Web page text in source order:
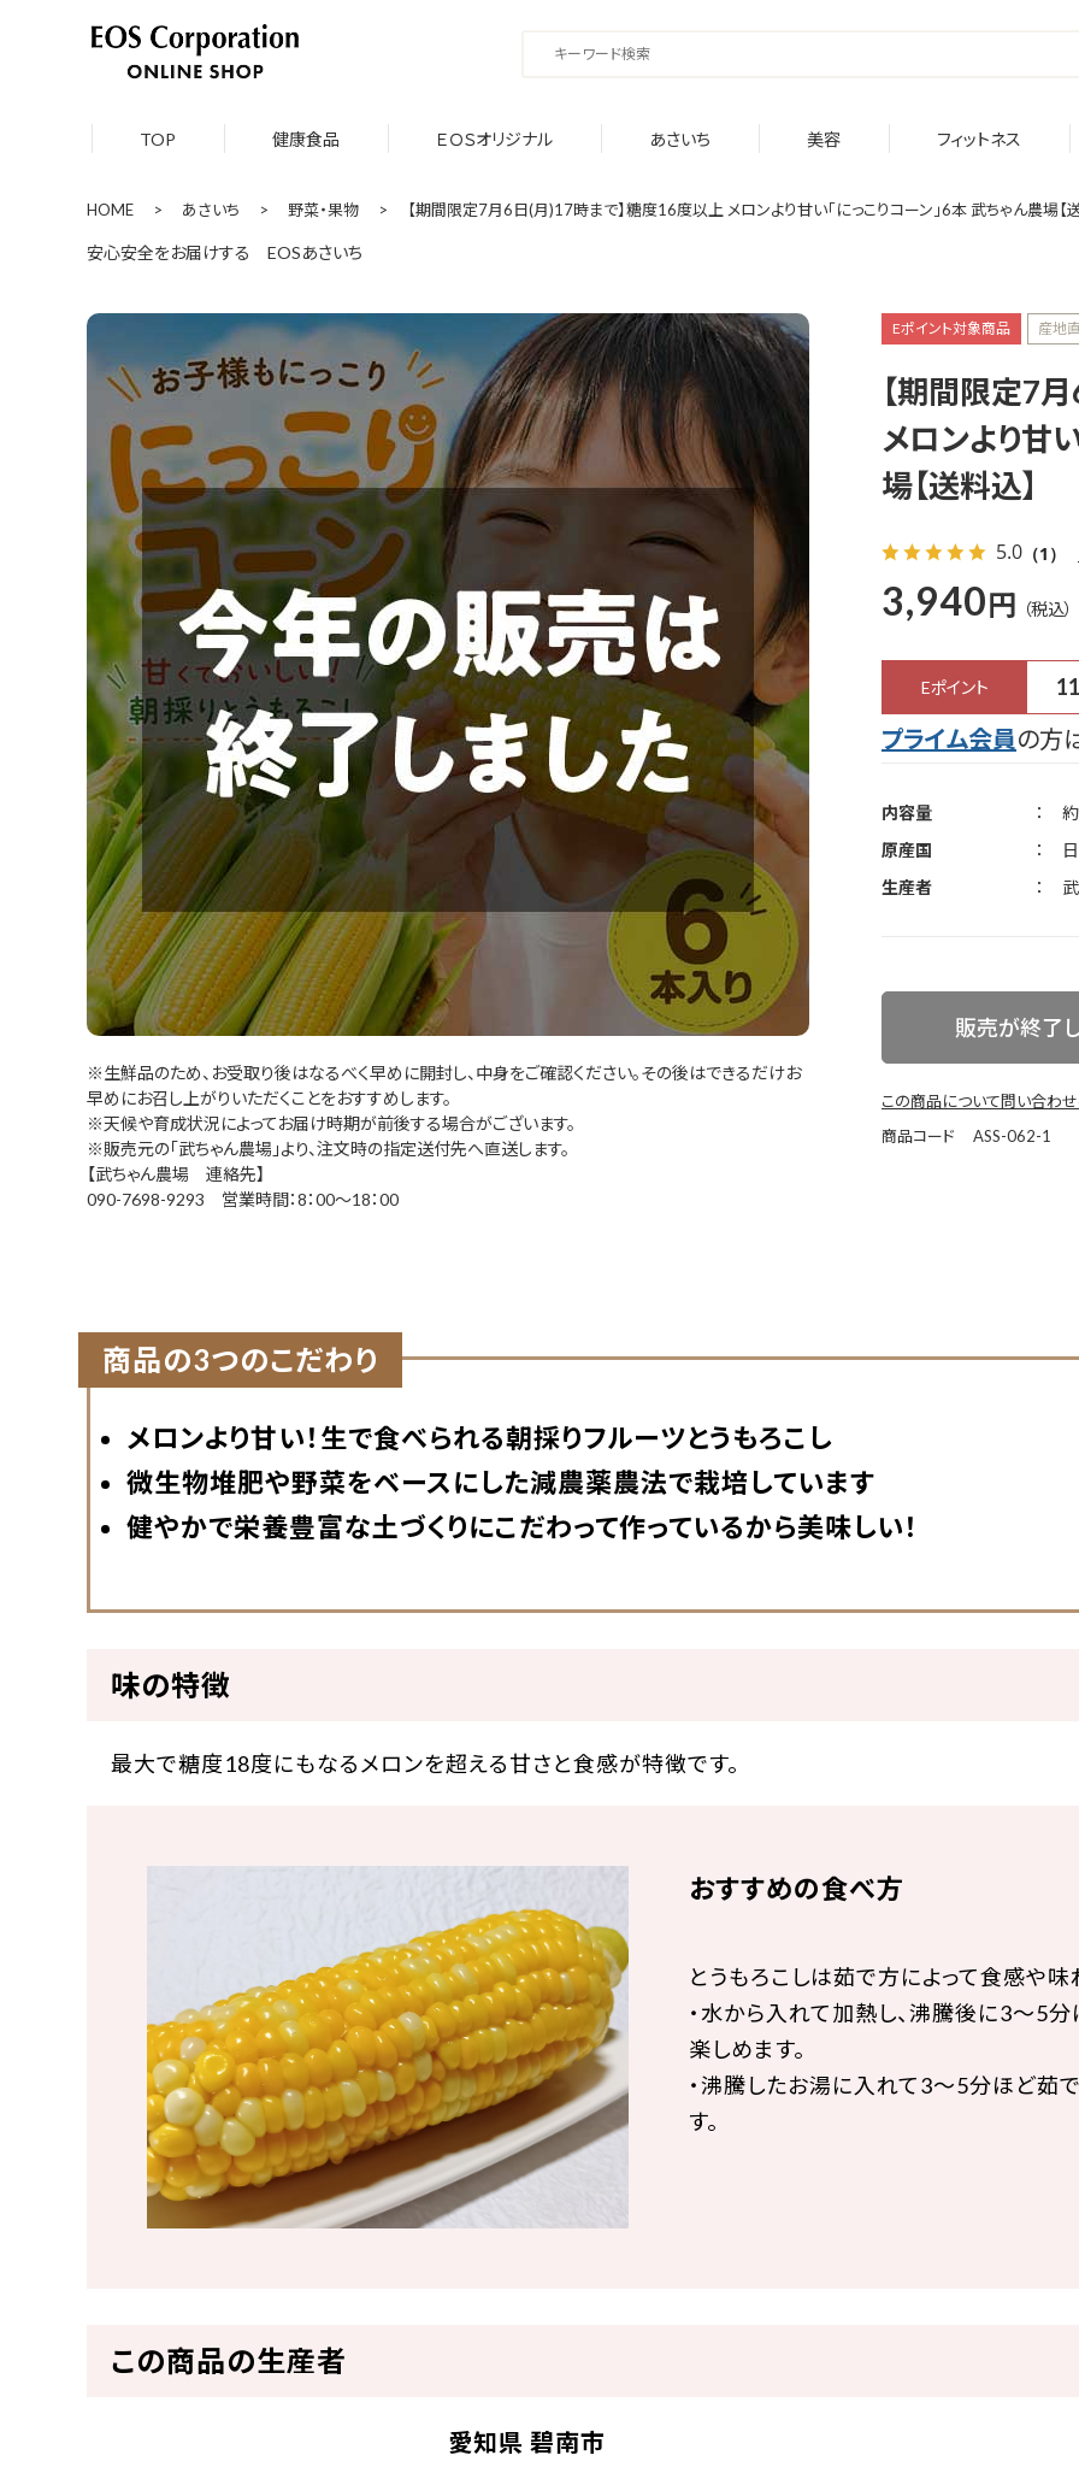
TOP 健康食品 ＥＯＳオリジナル あさいち 美容 フィットネス
HOME > あさいち > 野菜・果物 > 【期間限定7月6日(月)17時まで】糖度16度以上 メロンより甘い「にっこりコーン」6本 武ちゃん農場【
安心安全をお届けする EOSあさいち
※生鮮品のため、お受取り後はなるべく早めに開封し、中身をご確認ください。その後はできるだけお
早めにお召し上がりいただくことをおすすめします。
※天候や育成状況によってお届け時期が前後する場合がございます。
※販売元の「武ちゃん農場」より、注文時の指定送付先へ直送します。
【武ちゃん農場 連絡先】
090-7698-9293 営業時間：8：00～18：00
Eポイント対象商品 産地
【期間限定7
メロンより甘
場【送料込】
5.0 （1）
3,940円
Eポイント
プライム会員の方
生産者
内容量
原産国
販売が終了
この商品について問い合わ
商品コード
ASS-062-1
商品の3つのこだわり
メロンより甘い！生で食べられる朝採りフルーツとうもろこし
微生物堆肥や野菜をベースにした減農薬農法で栽培しています
健やかで栄養豊富な土づくりにこだわって作っているから美味しい！
味の特徴
最大で糖度18度にもなるメロンを超える甘さと食感が特徴です。
おすすめの食べ方
とうもろこしは茹で方によって食感や味
・水から入れて加熱し、沸騰後に3～5
楽しめます。
・沸騰したお湯に入れて3～5分ほど茹
す。
この商品の生産者
愛知県 碧南市